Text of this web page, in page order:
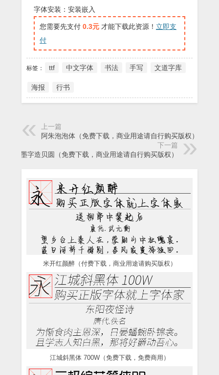
字体安装：安装嵌入
您需要先支付 0.3元 才能下载此资源！ 立即支
付
标签： ttf 中文字体 书法 手写 文道字库
海报 行书
上一篇
阿朱泡泡体（免费下载，商业用途请自行购买版权）
下一篇
本墨字造贝圆（免费下载，商业用途请自行购买版权）
米开红颜醉（付费下载，商业用途请购买版权）
江城斜黑体 700W（免费下载，免费商用）